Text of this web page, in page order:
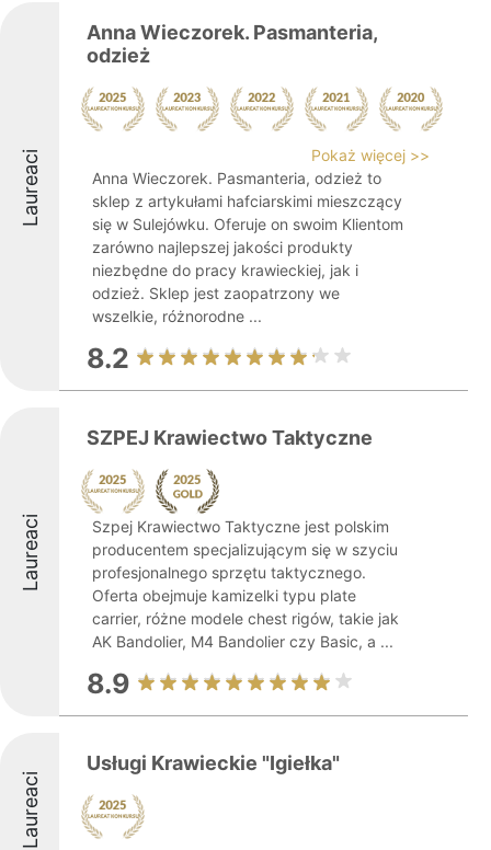
Laureaci
Anna Wieczorek. Pasmanteria,
odzież
Pokaż więcej >>
Anna Wieczorek. Pasmanteria, odzież to
sklep z artykułami hafciarskimi mieszczący
się w Sulejówku. Oferuje on swoim Klientom
zarówno najlepszej jakości produkty
niezbędne do pracy krawieckiej, jak i
odzież. Sklep jest zaopatrzony we
wszelkie, różnorodne ...
8.2
Laureaci
SZPEJ Krawiectwo Taktyczne
Szpej Krawiectwo Taktyczne jest polskim
producentem specjalizującym się w szyciu
profesjonalnego sprzętu taktycznego.
Oferta obejmuje kamizelki typu plate
carrier, różne modele chest rigów, takie jak
AK Bandolier, M4 Bandolier czy Basic, a ...
8.9
Laureaci
Usługi Krawieckie "Igiełka"